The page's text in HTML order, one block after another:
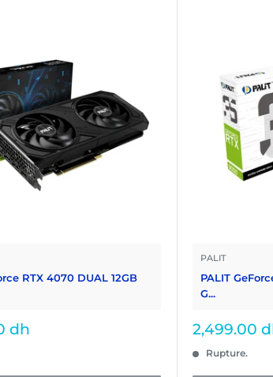
RTX 4070 DUAL 12GB
dh
PALIT
PALIT
G...
Prix
2,499.00
Rupture.